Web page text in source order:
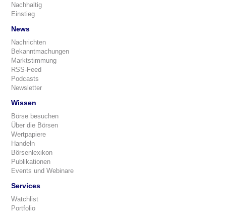
Nachhaltig
Einstieg
News
Nachrichten
Bekanntmachungen
Marktstimmung
RSS-Feed
Podcasts
Newsletter
Wissen
Börse besuchen
Über die Börsen
Wertpapiere
Handeln
Börsenlexikon
Publikationen
Events und Webinare
Services
Watchlist
Portfolio